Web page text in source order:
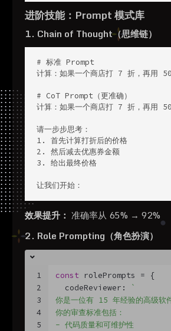
进阶技能：Prompt 模式库
1. Chain of Thought（思维链）
# 标准 Prompt
计算：如果一个商店打 7 折，再用
# CoT Prompt（更准确）
计算：如果一个商店打 7 折，再用
请一步步思考：
1. 首先计算打折后的价格
2. 然后减去优惠券金额
3. 给出最终价格
让我们开始：
效果提升： 准确率从 65% → 92%
2. Role Prompting（角色扮演）
1
2
3
4
5
const rolePrompts = {
  codeReviewer:
`
你是一位有 15 年经验的高级软
你的审查标准包括：
- 代码质量和可维护性